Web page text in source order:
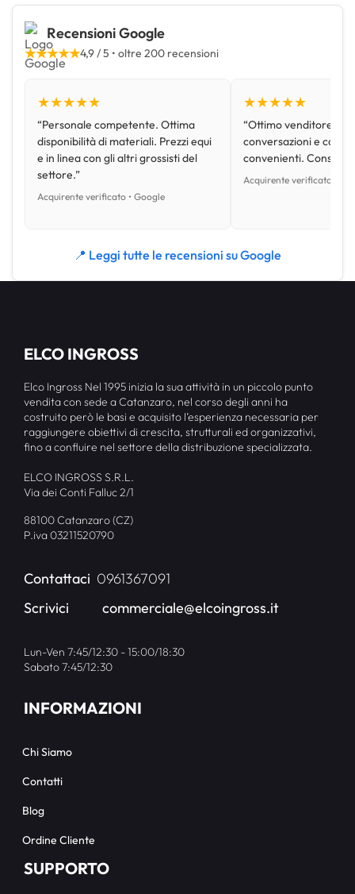
Recensioni Google
★★★★★4,9 / 5 • oltre 200 recensioni
★★★★★
“Personale competente. Ottima
disponibilità di materiali. Prezzi equi
e in linea con gli altri grossisti del
settore.”
Acquirente verificato • Google
★★★★★
“Ottimo venditore,
conversazioni e con
convenienti.
Acquirente verificato •
📍 Leggi tutte le recensioni su Google
ELCO INGROSS
Elco Ingross Nel 1995 inizia la sua attività in un piccolo punto
vendita con sede a Catanzaro, nel corso degli anni ha
costruito però le basi e acquisito l’esperienza necessaria per
raggiungere obiettivi di crescita, strutturali ed organizzativi,
fino a confluire nel settore della distribuzione specializzata.
ELCO INGROSS S.R.L.
Via dei Conti Falluc 2/1
88100 Catanzaro (CZ)
P.iva 03211520790
Contattaci 0961367091
Scrivici
commerciale@elcoingross.it
Lun-Ven 7:45/12:30 - 15:00/18:30
Sabato 7:45/12:30
INFORMAZIONI
Chi Siamo
Contatti
Blog
Ordine Cliente
SUPPORTO